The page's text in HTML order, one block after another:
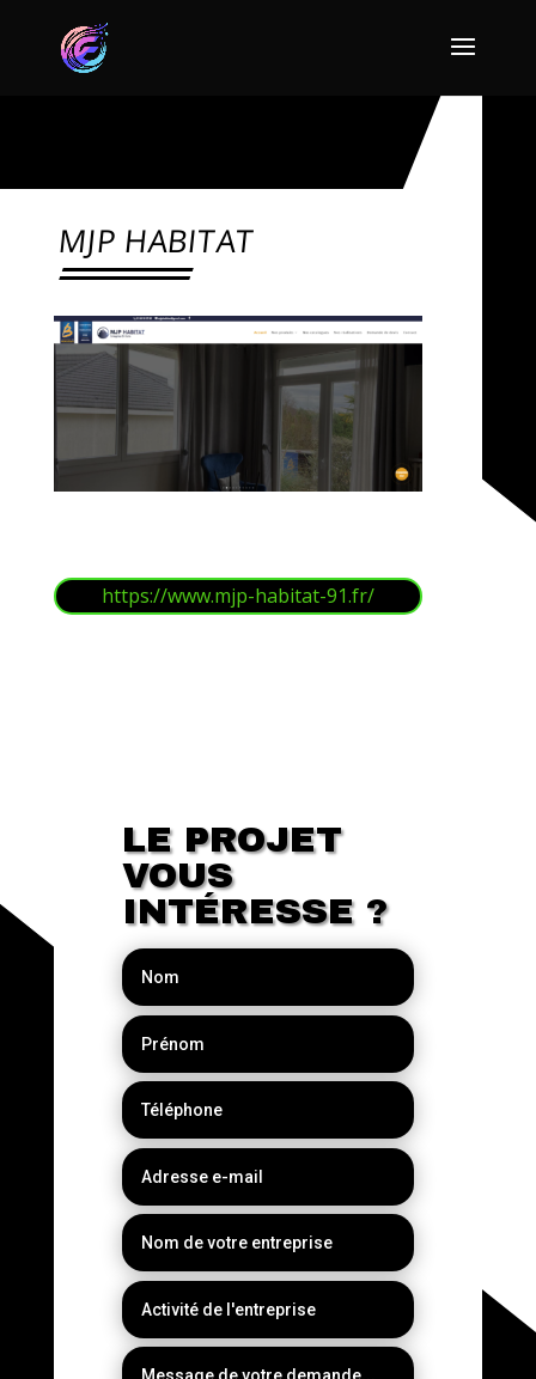
MJP HABITAT
https://www.mjp-habitat-91.fr/
LE PROJET
VOUS
INTÉRESSE ?